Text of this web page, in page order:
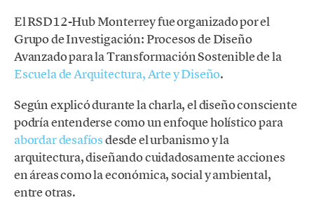
El RSD12-Hub Monterrey fue organizado por el
Grupo de Investigación: Procesos de Diseño
Avanzado para la Transformación Sostenible de la
Escuela de Arquitectura, Arte y Diseño.
Según explicó durante la charla, el diseño consciente
podría entenderse como un enfoque holístico para
abordar desafíosdesde el urbanismo y la
arquitectura, diseñando cuidadosamente acciones
en áreas como la económica, social y ambiental,
entre otras.